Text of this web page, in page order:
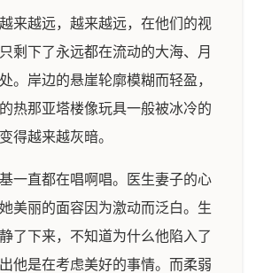
来越远，越来越远，在他们的视
剩下了永远都在流动的大海、月
。岸边的悬崖轮廓模糊而轻盈，
热那亚塔楼像玩具一般被冰冷的
得越来越灰暗。
一直都在唱啊唱。医生妻子的心
美丽的面容因为激动而泛白。生
了下来，不知道为什么他陷入了
他是在考虑美好的事情。而柔弱